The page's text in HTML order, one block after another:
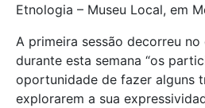
Etnologia – Museu Local, em
A primeira sessão decorreu
durante esta semana “os
oportunidade de fazer alguns
explorarem a sua